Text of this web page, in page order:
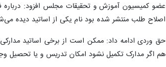
عضو کمیسیون آموزش و تحقیقات مجلس افزود:
اصلاح طلب منتشر شده بود نام یکی از اساتید دیده
حق وردی ادامه داد: ممکن است از برخی اساتید
هم اگر مدارک تکمیل نشود امکان تدریس و یا تحصیل